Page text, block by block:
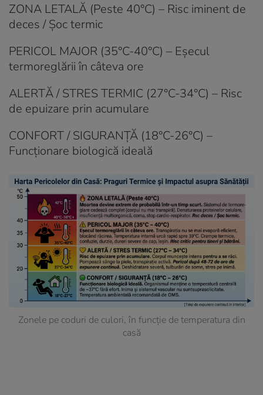
ZONA LETALĂ (Peste 40°C) – Risc iminent de
deces / Șoc termic
PERICOL MAJOR (35°C-40°C) – Eșecul
termoreglării în câteva ore
ALERTĂ / STRES TERMIC (27°C-34°C) – Risc
de epuizare prin acumulare
CONFORT / SIGURANȚĂ (18°C-26°C) –
Funcționare biologică ideală
Zonele pe coduri de culori, în funcție de temperatura din
casă